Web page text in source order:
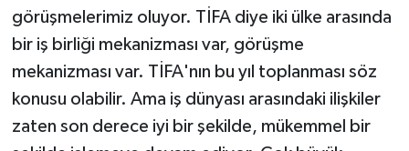
görüşmelerimiz oluyor. TİFA diye iki ülke arasında
bir iş birliği mekanizması var, görüşme
mekanizması var. TİFA'nın bu yıl toplanması söz
konusu olabilir. Ama iş dünyası arasındaki ilişkiler
zaten son derece iyi bir şekilde, mükemmel bir